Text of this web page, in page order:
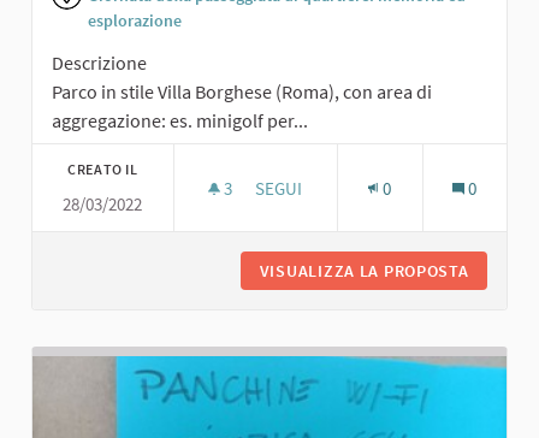
esplorazione
Descrizione
Parco in stile Villa Borghese (Roma), con area di
aggregazione: es. minigolf per...
CREATO IL
28/03/2022
3 3 SOSTENITORI
SEGUI 0 0
VISUALIZZA LA PROPOSTA